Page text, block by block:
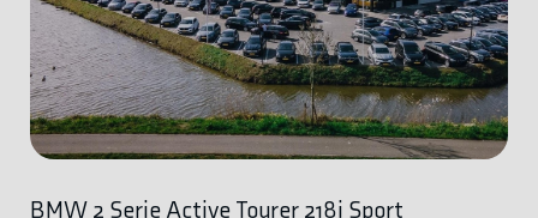
BMW 2 Serie Active Tourer 218i Sport